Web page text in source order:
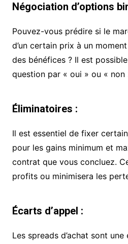
Négociation d’options
Pouvez-vous prédire si le
d’un certain prix à un
des bénéfices ? Il est
question par « oui » ou « non
Éliminatoires :
Il est essentiel de fixer
pour les gains minimum et
contrat que vous concluez.
profits ou minimisera les
Écarts d’appel :
Les spreads d’achat sont